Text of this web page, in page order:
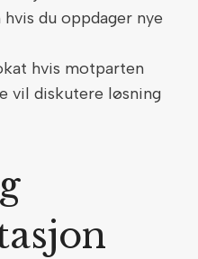
du oppdager nye
hvis motparten
vil diskutere løsning